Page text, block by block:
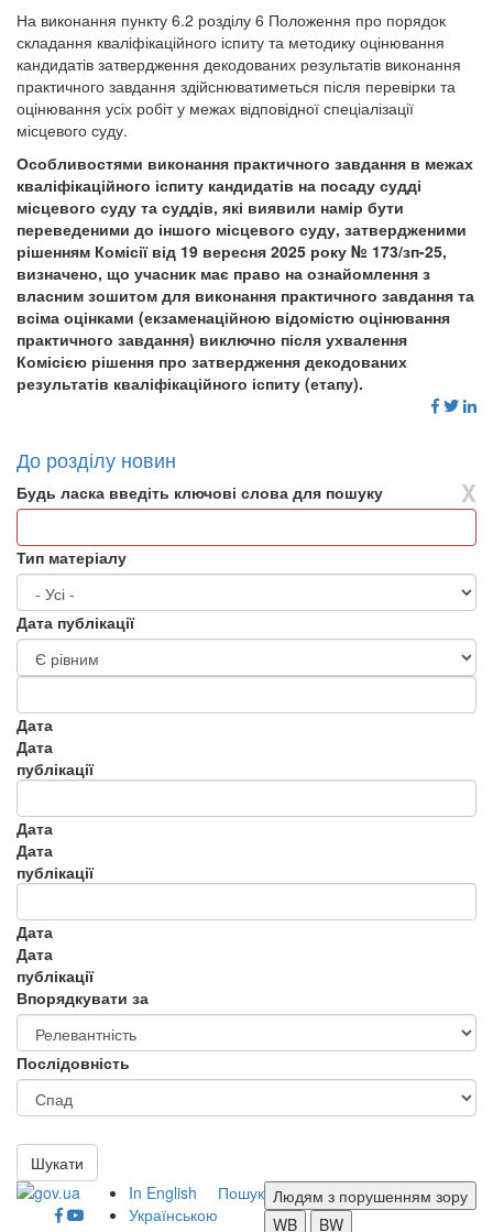
На виконання пункту 6.2 розділу 6 Положення про порядок
складання кваліфікаційного іспиту та методику оцінювання
кандидатів затвердження декодованих результатів виконання
практичного завдання здійснюватиметься після перевірки та
оцінювання усіх робіт у межах відповідної спеціалізації
місцевого суду.
Особливостями виконання практичного завдання в межах
кваліфікаційного іспиту кандидатів на посаду судді
місцевого суду та суддів, які виявили намір бути
переведеними до іншого місцевого суду, затвердженими
рішенням Комісії від 19 вересня 2025 року № 173/зп-25,
визначено, що учасник має право на ознайомлення з
власним зошитом для виконання практичного завдання та
всіма оцінками (екзаменаційною відомістю оцінювання
практичного завдання) виключно після ухвалення
Комісією рішення про затвердження декодованих
результатів кваліфікаційного іспиту (етапу).
До розділу новин
X
Будь ласка введіть ключові слова для пошуку
Тип матеріалу
Дата публікації
Дата
Дата
публікації
Дата
Дата
публікації
Дата
Дата
публікації
Впорядкувати за
Послідовність
Шукати
Людям з порушенням зору
WB
BW
Пошук
In English
Українською